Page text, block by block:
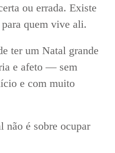
ou errada. Existe
quem vive ali.
ter um Natal grande
e afeto — sem
e com muito
não é sobre ocupar